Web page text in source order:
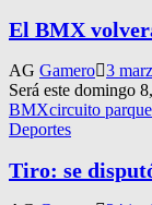
El BMX
AG Gamero 3
Será este domingo
BMXcircuito
Deportes
Tiro: se